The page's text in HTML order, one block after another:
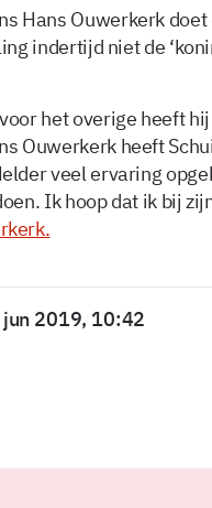
Hans Ouwerkerk doet
indertijd niet de
het overige heeft
Ouwerkerk heeft
veel ervaring
Ik hoop dat ik bij
2019, 10:42